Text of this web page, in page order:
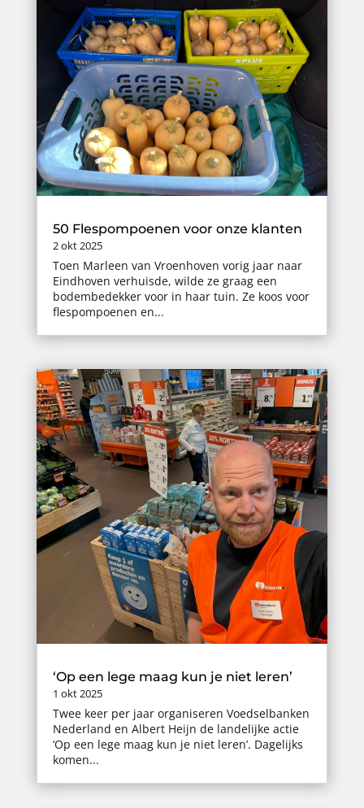
50 Flespompoenen voor onze klanten
2 okt 2025
Toen Marleen van Vroenhoven vorig jaar naar
Eindhoven verhuisde, wilde ze graag een
bodembedekker voor in haar tuin. Ze koos voor
flespompoenen en...
‘Op een lege maag kun je niet leren’
1 okt 2025
Twee keer per jaar organiseren Voedselbanken
Nederland en Albert Heijn de landelijke actie
‘Op een lege maag kun je niet leren’. Dagelijks
komen...